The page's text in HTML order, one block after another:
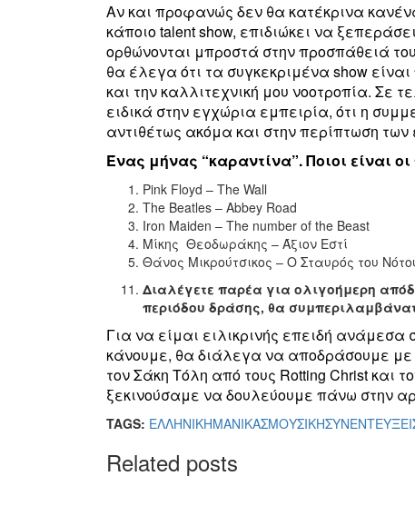
Αν και προφανώς δεν θα κατέκρινα
κάποιο talent show, επιδιώκει να
ορθώνονται μπροστά στην προσπάθειά
θα έλεγα ότι τα συγκεκριμένα show
και την καλλιτεχνική μου νοοτροπία. Σε
ειδικά στην εγχώρια εμπειρία, ότι η
αντιθέτως ακόμα και στην περίπτωση των
Ένας μήνας “καραντίνα”. Ποιοι είναι
Pink Floyd – The Wall
The Beatles – Abbey Road
Iron Maiden – The number of the Beast
Μίκης Θεοδωράκης – Άξιον Εστί
Θάνος Μικρούτσικος – Ο Σταυρός του
Διαλέγετε παρέα για ολιγοήμερη
περιόδου δράσης, θα
Για να είμαι ειλικρινής επειδή
κάνουμε, θα διάλεγα να αποδράσουμε με
τον Σάκη Τόλη από τους Rotting Christ και
ξεκινούσαμε να δουλεύουμε πάνω στην
TAGS: ΕΛΛΗΝΙΚΗΜΑΝΙΚΑΣΜΟΥΣΙΚΗ
Related posts